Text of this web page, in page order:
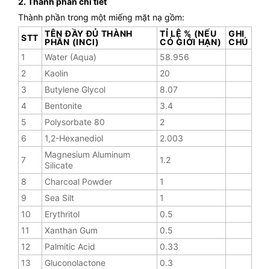
Thành phần trong một miếng mặt nạ gồm:
STT
TÊN ĐẦY ĐỦ THÀNH
PHẦN (INCI)
TỈ LỆ % (NẾU
CÓ GIỚI HẠN)
GHI
CHÚ
1
Water (Aqua)
58.956
2
Kaolin
20
3
Butylene Glycol
8.07
4
Bentonite
3.4
5
Polysorbate 80
2
6
1,2-Hexanediol 2.003
7
Magnesium Aluminum
Silicate
1.2
8 Charcoal Powder
1
9
Sea Silt
1
10
Erythritol
0.5
11
Xanthan Gum
0.5
12
Palmitic Acid
0.33
13
Gluconolactone
0.3